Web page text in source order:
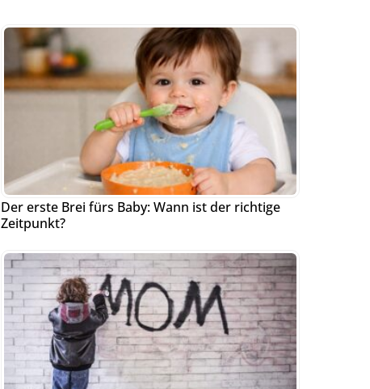
Der erste Brei fürs Baby: Wann ist der richtige
Zeitpunkt?